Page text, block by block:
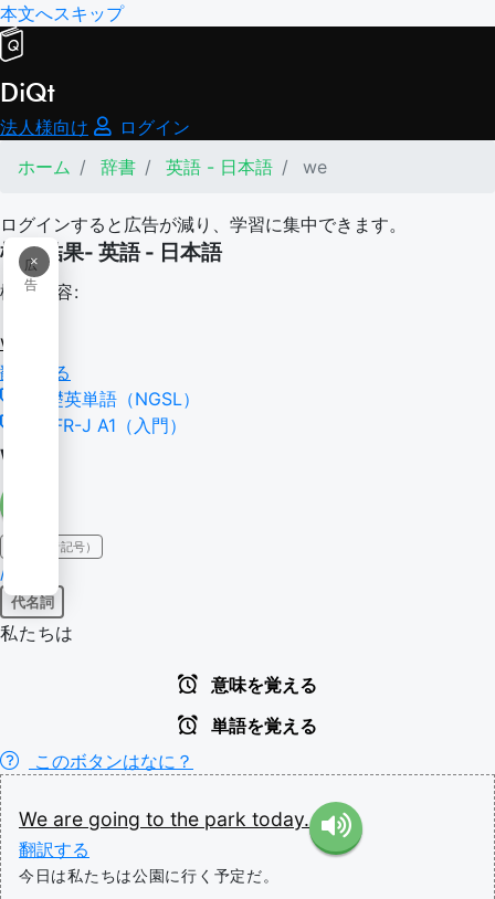
本文へスキップ
DiQt
法人様向け
ログイン
ホーム
辞書 英語 - 日本語 we
ログインすると広告が減り、学習に集中できます。
×
広
告
検索結果- 英語 - 日本語
検索内容:
we
翻訳する
基礎英単語（NGSL）
CEFR-J A1（入門）
we
IPA（発音記号）
/wiː/
代名詞
私たちは
意味を覚える
単語を覚える
このボタンはなに？
We are going to the park today.
翻訳する
今日は私たちは公園に行く予定だ。